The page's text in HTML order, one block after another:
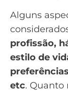
Alguns
profissão,
estilo de
etc. Quanto